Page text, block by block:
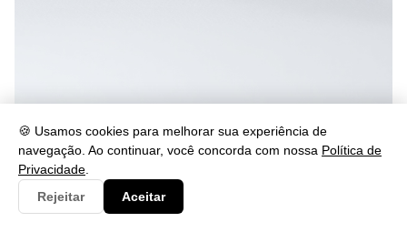
🍪 Usamos cookies para melhorar sua experiência de
navegação. Ao continuar, você concorda com nossa Política de
Privacidade
Rejeitar
Aceitar
Impressora imprimindo em branco? Veja como resolver
29/05/2026 às 15:02